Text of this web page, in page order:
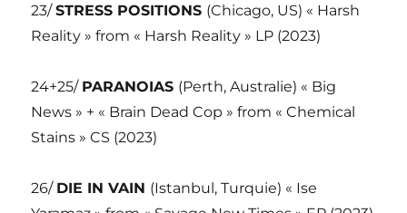
23/STRESS POSITIONS (Chicago, US) « Harsh
Reality » from « Harsh Reality » LP (2023)
24+25/ PARANOIAS (Perth, Australie) « Big
News » + « Brain Dead Cop » from « Chemical
Stains » CS (2023)
26/ DIE IN VAIN (Istanbul, Turquie) « Ise